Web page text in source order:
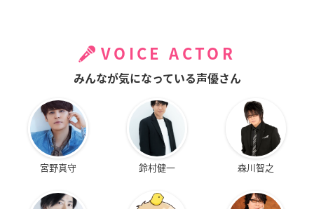
VOICE ACTOR
みんなが気になっている声優さん
宮野真守 鈴村健一 森川智之